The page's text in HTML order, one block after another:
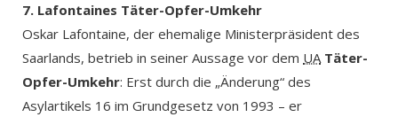
7. Lafontaines Täter-Opfer-Umkehr
Oskar Lafontaine, der ehemalige Ministerpräsident des
Saarlands, betrieb in seiner Aussage vor dem UA Täter-
Opfer-Umkehr: Erst durch die „Änderung“ des
Asylartikels 16 im Grundgesetz von 1993 – er